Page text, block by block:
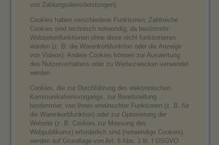
von Zahlungsdienstleistungen).
Cookies haben verschiedene Funktionen. Zahlreiche
Cookies sind technisch notwendig, da bestimmte
Webseitenfunktionen ohne diese nicht funktionieren
würden (z. B. die Warenkorbfunktion oder die Anzeige
von Videos). Andere Cookies können zur Auswertung
des Nutzerverhaltens oder zu Werbezwecken verwendet
werden.
Cookies, die zur Durchführung des elektronischen
Kommunikationsvorgangs, zur Bereitstellung
bestimmter, von Ihnen erwünschter Funktionen (z. B. für
die Warenkorbfunktion) oder zur Optimierung der
Website (z. B. Cookies zur Messung des
Webpublikums) erforderlich sind (notwendige Cookies),
werden auf Grundlage von Art. 6 Abs. 1 lit. f DSGVO